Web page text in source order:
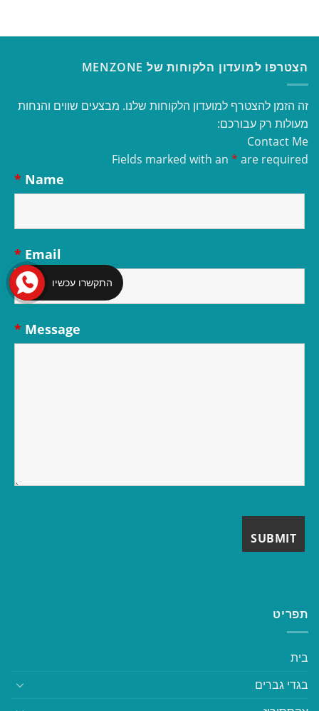
הצטרפו למועדון הלקוחות של MENZONE
זה הזמן להצטרף למועדון הלקוחות שלנו. מבצעים שווים והנחות
מעולות רק עבורכם:
Contact Me
Fields marked with an * are required
Name
*
Email
*
Message
*
תפריט
בית
בגדי גברים
התקשרו עכשיו